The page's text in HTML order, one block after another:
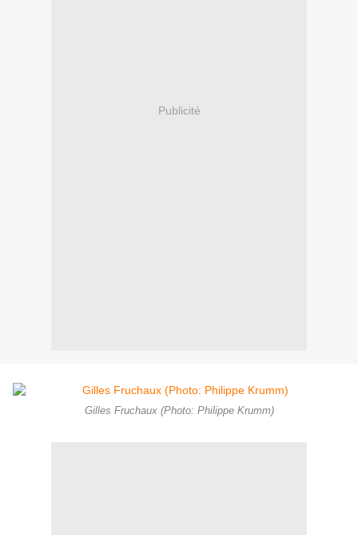
Publicité
Gilles Fruchaux (Photo: Philippe Krumm)